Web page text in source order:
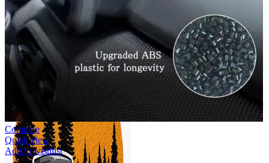
Compare
Quick view
Add to wishlist